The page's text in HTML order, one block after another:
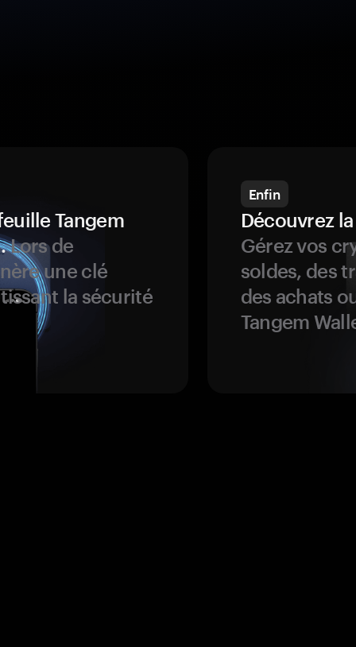
Tangem
Lors de
une clé
la sécurité
Enfin
Découvrez
Gérez vos
soldes, des
des achats
Tangem